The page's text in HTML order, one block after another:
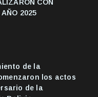
CON
AÑO 2025
de la
los actos
de la